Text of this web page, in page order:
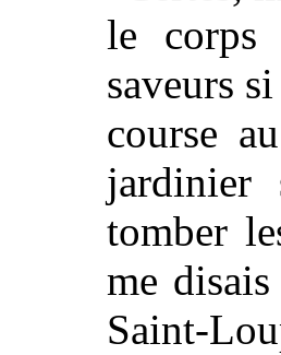
le corps
saveurs
course
jardinier
tomber
me
Saint-